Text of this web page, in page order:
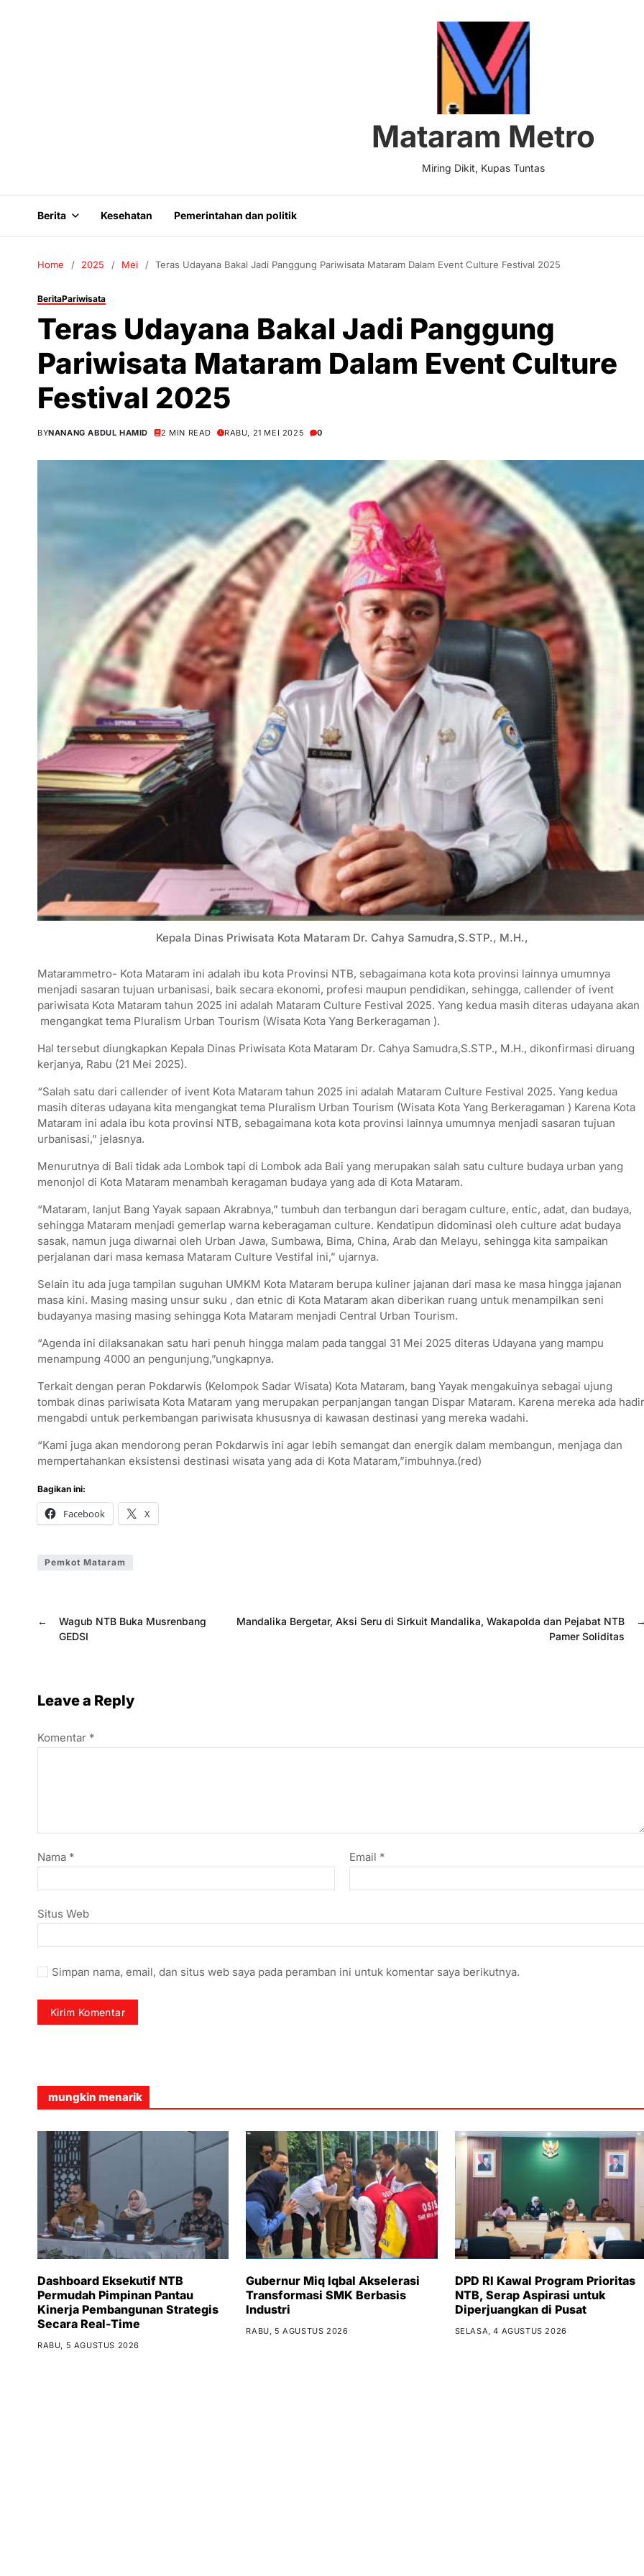
Mataram Metro
Miring Dikit, Kupas Tuntas
Berita Kesehatan Pemerintahan dan politik
Home 2025 Mei Teras Udayana Bakal Jadi Panggung Pariwisata Mataram Dalam Event Culture Festival 2025
BeritaPariwisata
Teras Udayana Bakal Jadi Panggung
Pariwisata Mataram Dalam Event Culture
Festival 2025
BYNANANG ABDUL HAMID 2 MIN READ RABU, 21 MEI 2025 0
Kepala Dinas Priwisata Kota Mataram Dr. Cahya Samudra,S.STP., M.H.,
Matarammetro- Kota Mataram ini adalah ibu kota Provinsi NTB, sebagaimana kota kota provinsi lainnya umumnya
menjadi sasaran tujuan urbanisasi, baik secara ekonomi, profesi maupun pendidikan, sehingga, callender of ivent
pariwisata Kota Mataram tahun 2025 ini adalah Mataram Culture Festival 2025. Yang kedua masih diteras udayana akan
mengangkat tema Pluralism Urban Tourism (Wisata Kota Yang Berkeragaman ).
Hal tersebut diungkapkan Kepala Dinas Priwisata Kota Mataram Dr. Cahya Samudra,S.STP., M.H., dikonfirmasi diruang
kerjanya, Rabu (21 Mei 2025).
“Salah satu dari callender of ivent Kota Mataram tahun 2025 ini adalah Mataram Culture Festival 2025. Yang kedua
masih diteras udayana kita mengangkat tema Pluralism Urban Tourism (Wisata Kota Yang Berkeragaman ) Karena Kota
Mataram ini adala ibu kota provinsi NTB, sebagaimana kota kota provinsi lainnya umumnya menjadi sasaran tujuan
urbanisasi,” jelasnya.
Menurutnya di Bali tidak ada Lombok tapi di Lombok ada Bali yang merupakan salah satu culture budaya urban yang
menonjol di Kota Mataram menambah keragaman budaya yang ada di Kota Mataram.
“Mataram, lanjut Bang Yayak sapaan Akrabnya,” tumbuh dan terbangun dari beragam culture, entic, adat, dan budaya,
sehingga Mataram menjadi gemerlap warna keberagaman culture. Kendatipun didominasi oleh culture adat budaya
sasak, namun juga diwarnai oleh Urban Jawa, Sumbawa, Bima, China, Arab dan Melayu, sehingga kita sampaikan
perjalanan dari masa kemasa Mataram Culture Vestifal ini,” ujarnya.
Selain itu ada juga tampilan suguhan UMKM Kota Mataram berupa kuliner jajanan dari masa ke masa hingga jajanan
masa kini. Masing masing unsur suku , dan etnic di Kota Mataram akan diberikan ruang untuk menampilkan seni
budayanya masing masing sehingga Kota Mataram menjadi Central Urban Tourism.
“Agenda ini dilaksanakan satu hari penuh hingga malam pada tanggal 31 Mei 2025 diteras Udayana yang mampu
menampung 4000 an pengunjung,”ungkapnya.
Terkait dengan peran Pokdarwis (Kelompok Sadar Wisata) Kota Mataram, bang Yayak mengakuinya sebagai ujung
tombak dinas pariwisata Kota Mataram yang merupakan perpanjangan tangan Dispar Mataram. Karena mereka ada hadir
mengabdi untuk perkembangan pariwisata khususnya di kawasan destinasi yang mereka wadahi.
“Kami juga akan mendorong peran Pokdarwis ini agar lebih semangat dan energik dalam membangun, menjaga dan
mempertahankan eksistensi destinasi wisata yang ada di Kota Mataram,”imbuhnya.(red)
Bagikan ini:
Facebook X
Pemkot Mataram
←
Wagub NTB Buka Musrenbang
GEDSI
Mandalika Bergetar, Aksi Seru di Sirkuit Mandalika, Wakapolda dan Pejabat NTB
Pamer Soliditas
Leave a Reply
Komentar *
Nama * Email *
Situs Web
Simpan nama, email, dan situs web saya pada peramban ini untuk komentar saya berikutnya.
mungkin menarik
Dashboard Eksekutif NTB
Permudah Pimpinan Pantau
Kinerja Pembangunan Strategis
Secara Real-Time
RABU, 5 AGUSTUS 2026
Gubernur Miq Iqbal Akselerasi
Transformasi SMK Berbasis
Industri
RABU, 5 AGUSTUS 2026
DPD RI Kawal Program Prioritas
NTB, Serap Aspirasi untuk
Diperjuangkan di Pusat
SELASA, 4 AGUSTUS 2026